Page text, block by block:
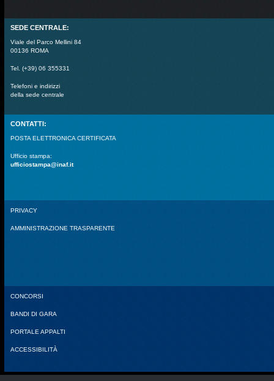
SEDE CENTRALE:
Viale del Parco Mellini 84
00136 ROMA
Tel. (+39) 06 355331
Telefoni e indirizzi
della sede centrale
CONTATTI:
POSTA ELETTRONICA CERTIFICATA
Ufficio stampa:
ufficiostampa@inaf.it
PRIVACY
AMMINISTRAZIONE TRASPARENTE
CONCORSI
BANDI DI GARA
PORTALE APPALTI
ACCESSIBILITÀ